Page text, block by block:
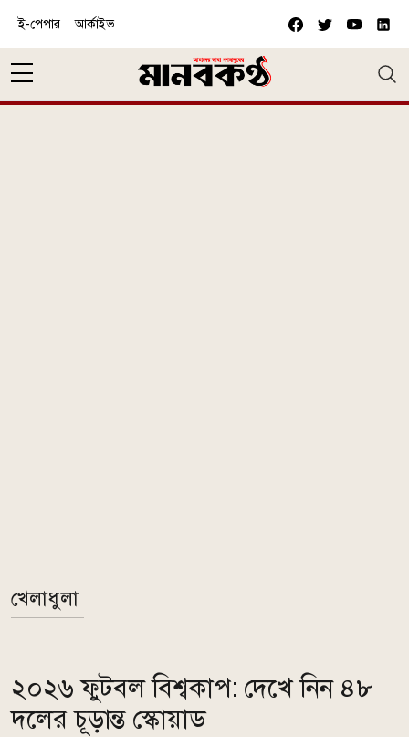
ই-পেপার আর্কাইভ
খেলাধুলা
২০২৬ ফুটবল বিশ্বকাপ: দেখে নিন ৪৮
দলের চূড়ান্ত স্কোয়াড